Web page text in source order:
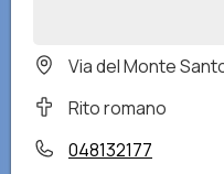
Via del Monte
Rito romano
048132177